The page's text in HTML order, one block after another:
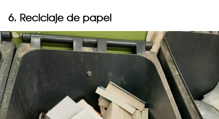
6. Reciclaje de papel